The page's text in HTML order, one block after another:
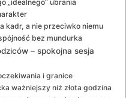
„idealnego” ubrania
kadr, a nie przeciwko niemu
bez mundurka
– spokojna sesja
i granice
ważniejszy niż złota godzina